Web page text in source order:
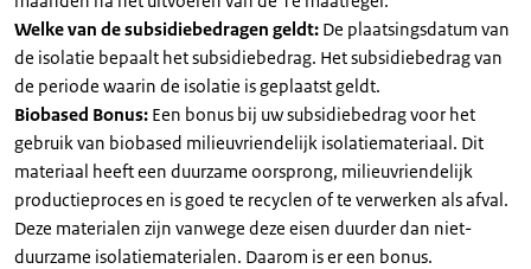
Welke van de subsidiebedragen geldt: De plaatsingsdatum van
de isolatie bepaalt het subsidiebedrag. Het subsidiebedrag van
de periode waarin de isolatie is geplaatst geldt.
Biobased Bonus: Een bonus bij uw subsidiebedrag voor het
gebruik van biobased milieuvriendelijk isolatiemateriaal. Dit
materiaal heeft een duurzame oorsprong, milieuvriendelijk
productieproces en is goed te recyclen of te verwerken als afval.
Deze materialen zijn vanwege deze eisen duurder dan niet-
duurzame isolatiematerialen. Daarom is er een bonus.